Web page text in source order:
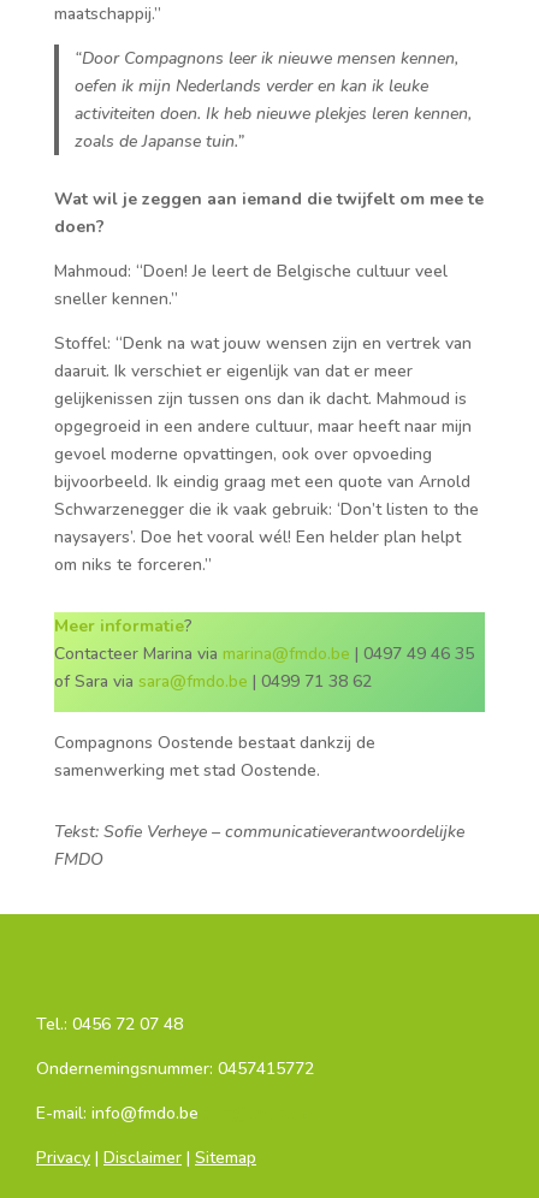
maatschappij.”
“Door Compagnons leer ik nieuwe mensen kennen,
oefen ik mijn Nederlands verder en kan ik leuke
activiteiten doen. Ik heb nieuwe plekjes leren kennen,
zoals de Japanse tuin.”
Wat wil je zeggen aan iemand die twijfelt om mee te
doen?
Mahmoud: “Doen! Je leert de Belgische cultuur veel
sneller kennen.”
Stoffel: “Denk na wat jouw wensen zijn en vertrek van
daaruit. Ik verschiet er eigenlijk van dat er meer
gelijkenissen zijn tussen ons dan ik dacht. Mahmoud is
opgegroeid in een andere cultuur, maar heeft naar mijn
gevoel moderne opvattingen, ook over opvoeding
bijvoorbeeld. Ik eindig graag met een quote van Arnold
Schwarzenegger die ik vaak gebruik: ‘Don’t listen to the
naysayers’. Doe het vooral wél! Een helder plan helpt
om niks te forceren.”
Meer informatie?
Contacteer Marina via marina@fmdo.be | 0497 49 46 35
of Sara via sara@fmdo.be | 0499 71 38 62
Compagnons Oostende bestaat dankzij de
samenwerking met stad Oostende.
Tekst: Sofie Verheye – communicatieverantwoordelijke
FMDO
Tel.: 0456 72 07 48
Ondernemingsnummer: 0457415772
E-mail: info@fmdo.be
Privacy | Disclaimer | Sitemap